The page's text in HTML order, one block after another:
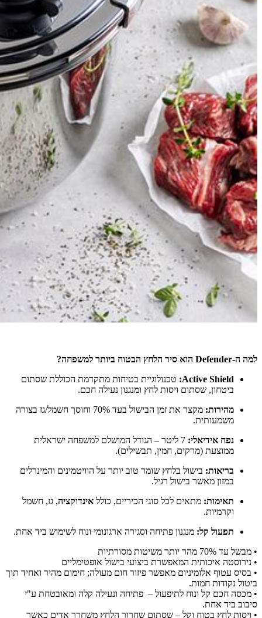
למה ה-Defender הוא סיר הלחץ הבטוח ביותר למשפחה?
Active Shield:
טכנולוגיית בטיחות מתקדמת הכוללת שסתום
ביטחון, שסתום ויסות לחץ ומנגנון נעילה חכם.
מהירות:
מקצר את זמן הבישול בעד 70% וחוסך חשמל/גז בצורה
משמעותית.
נפח אידיאלי:
7 ליטר – הגודל המושלם למשפחה ישראלית
ממוצעת (מרקים, חמין, תבשילים).
בריאות: בישול בלחץ שומר טוב יותר על הוויטמינים והמינרלים
במזון מאשר בישול רגיל.
תאימות: מתאים לכל סוגי הכיריים, כולל אינדוקציה, גז, חשמל
וקרמיות.
תפעול קל: מנגנון פתיחה וסגירה ארגונומי ונוח לשימוש ביד אחת.
• מבשל עד 70% מהר יותר משיטות מסורתיות
• נירוסטה איכותית המאפשרת ביצועי בישול אופטימליים
• בסיס עטוף אלומיניום מאפשר פיזור חום מעולה; חימום מהיר ואחיד תוך
ביטול נקודות חמות.
• מכסה חכם קל ונוח לתיפעול – פתיחה ונעילה קלה ומאובטחת ע"י
סיבוב ביד אחת.
• ויסות לחץ בטוח וקל – שסתום שחרור הלחץ משחרר אדים כאשר